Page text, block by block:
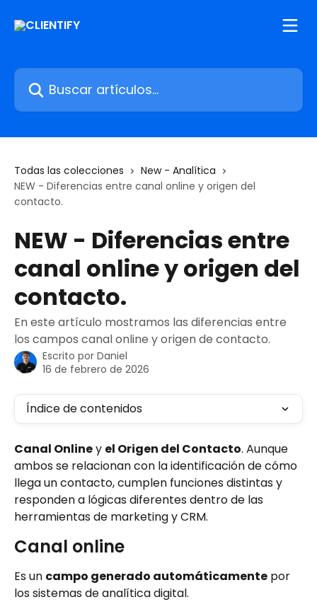
Buscar artículos...
Todas las colecciones
New - Analítica
NEW - Diferencias entre canal online y origen del
contacto.
NEW - Diferencias entre
canal online y origen del
contacto.
En este artículo mostramos las diferencias entre
los campos canal online y origen de contacto.
Escrito por Daniel
16 de febrero de 2026
Índice de contenidos
Canal Online y el Origen del Contacto. Aunque
ambos se relacionan con la identificación de cómo
llega un contacto, cumplen funciones distintas y
responden a lógicas diferentes dentro de las
herramientas de marketing y CRM.
Canal online
Es un campo generado automáticamente por
los sistemas de analítica digital.